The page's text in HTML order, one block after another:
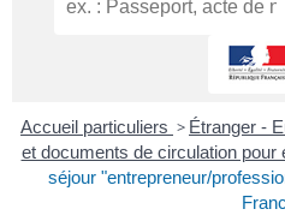
Accueil particuliers > Étranger -
et documents de circulation pour
séjour "entrepreneur/